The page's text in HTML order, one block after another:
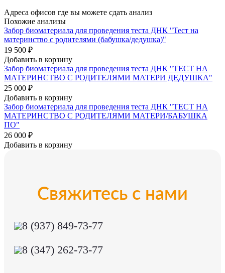
Адреса офисов где вы можете сдать анализ
Похожие анализы
Забор биоматериала для проведения теста ДНК "Тест на
материнство с родителями (бабушка/дедушка)"
19 500 ₽
Добавить в корзину
Забор биоматериала для проведения теста ДНК "ТЕСТ НА
МАТЕРИНСТВО С РОДИТЕЛЯМИ МАТЕРИ ДЕДУШКА"
25 000 ₽
Добавить в корзину
Забор биоматериала для проведения теста ДНК "ТЕСТ НА
МАТЕРИНСТВО С РОДИТЕЛЯМИ МАТЕРИ/БАБУШКА
ПО"
26 000 ₽
Добавить в корзину
Свяжитесь с нами
8 (937) 849-73-77
8 (347) 262-73-77